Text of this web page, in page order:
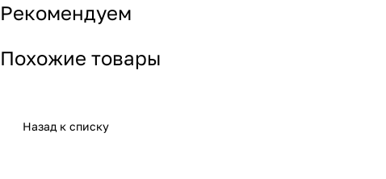
Рекомендуем
Похожие товары
Назад к списку